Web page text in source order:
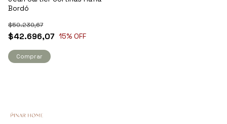
Bordó
$42.696,07
$50.230,67
15% OFF
Comprar